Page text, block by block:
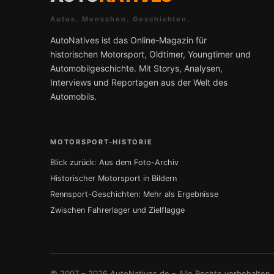
Autos. Menschen. Geschichten.
AutoNatives ist das Online-Magazin für
historischen Motorsport, Oldtimer, Youngtimer und
Automobilgeschichte. Mit Storys, Analysen,
Interviews und Reportagen aus der Welt des
Automobils.
MOTORSPORT-HISTORIE
Blick zurück: Aus dem Foto-Archiv
Historischer Motorsport in Bildern
Rennsport-Geschichten: Mehr als Ergebnisse
Zwischen Fahrerlager und Zielflagge